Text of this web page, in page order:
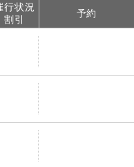
行状況
割引
予約